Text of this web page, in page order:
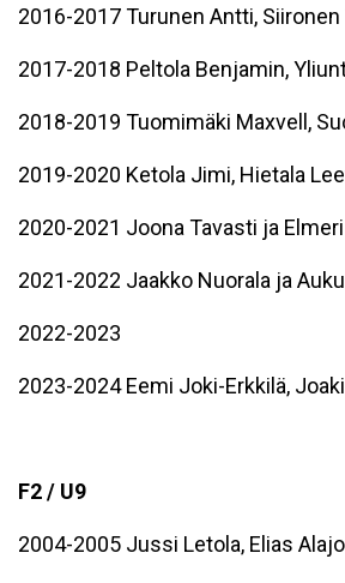
2016-2017 Turunen Antti, Siironen
2017-2018 Peltola Benjamin,
2018-2019 Tuomimäki Maxvell,
2019-2020 Ketola Jimi, Hietala
2020-2021 Joona Tavasti ja
2021-2022 Jaakko Nuorala ja
2022-2023
2023-2024Eemi Joki-Erkkilä,
F2 / U9
2004-2005 Jussi Letola, Elias